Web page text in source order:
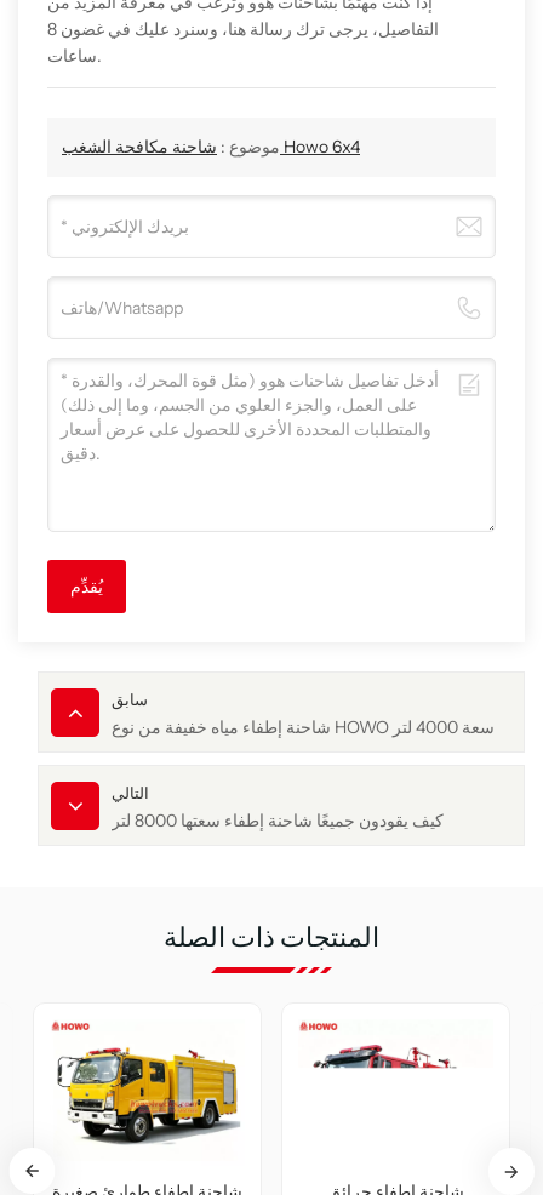
التفاصيل، يرجى ترك رسالة هنا، وسنرد عليك في غضون 8
ساعات.
موضوع : شاحنة مكافحة الشغب Howo 6x4
يُقدِّم
سابق
شاحنة إطفاء مياه خفيفة من نوع HOWO سعة 4000 لتر
التالي
كيف يقودون جميعًا شاحنة إطفاء سعتها 8000 لتر
المنتجات ذات الصلة